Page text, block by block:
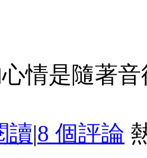
情是隨著
讀|8 個評論